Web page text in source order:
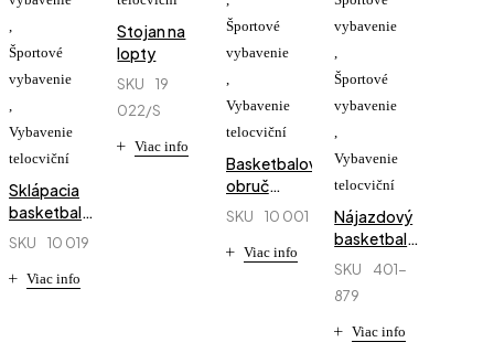
Športové
vybavenie
Vybavenie
telocviční
Sklápacia
basketbalová
konštrukcia
rameno do
SKU 10 019
Viac info
Stojan na
lopty
SKU
19
022/S
Viac info
Športové
vybavenie
Vybavenie
telocviční
Basketbalová
obruč
Popular
SKU 10 001
Viac info
vybavenie
Športové
vybavenie
Vybavenie
telocviční
Nájazdový
basketbalový
kôš
´´ rameno
1,52m
SKU
401-
879
Viac info